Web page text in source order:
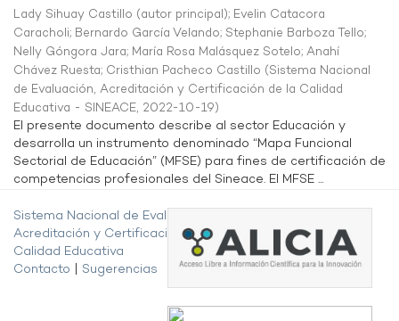
Lady Sihuay Castillo (autor principal); Evelin Catacora
Caracholi; Bernardo García Velando; Stephanie Barboza Tello;
Nelly Góngora Jara; María Rosa Malásquez Sotelo; Anahí
Chávez Ruesta; Cristhian Pacheco Castillo (Sistema Nacional
de Evaluación, Acreditación y Certificación de la Calidad
Educativa - SINEACE, 2022-10-19)
El presente documento describe al sector Educación y
desarrolla un instrumento denominado “Mapa Funcional
Sectorial de Educación” (MFSE) para fines de certificación de
competencias profesionales del Sineace. El MFSE ...
Sistema Nacional de Evaluación,
Acreditación y Certificación de la
Calidad Educativa
Contacto
Sugerencias